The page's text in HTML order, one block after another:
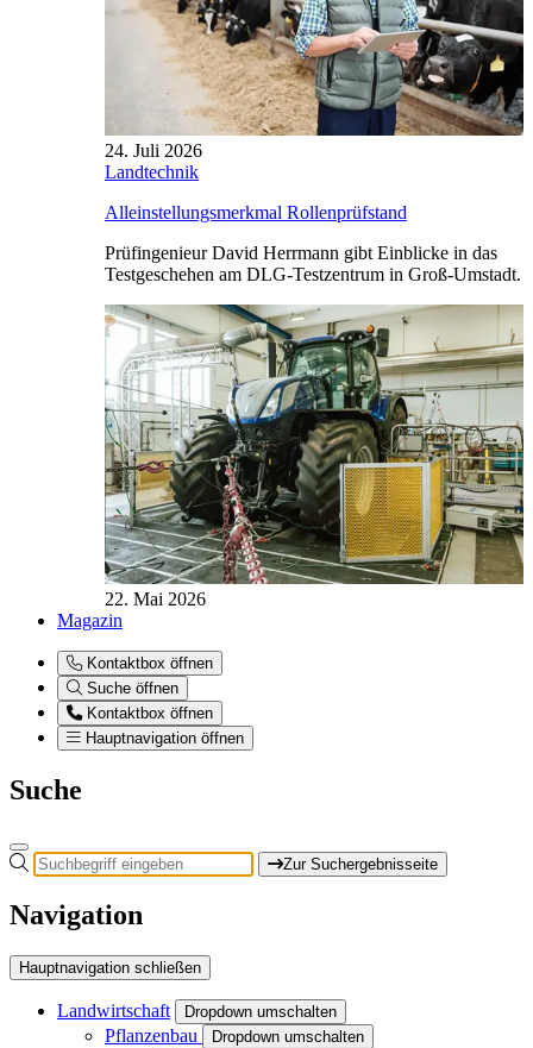
24. Juli 2026
Landtechnik
Alleinstellungsmerkmal Rollenprüfstand
Prüfingenieur David Herrmann gibt Einblicke in das
Testgeschehen am DLG-Testzentrum in Groß-Umstadt.
22. Mai 2026
Magazin
Kontaktbox öffnen
Suche öffnen
Kontaktbox öffnen
Hauptnavigation öffnen
Suche
Zur Suchergebnisseite
Navigation
Hauptnavigation schließen
Landwirtschaft Dropdown umschalten
Pflanzenbau Dropdown umschalten